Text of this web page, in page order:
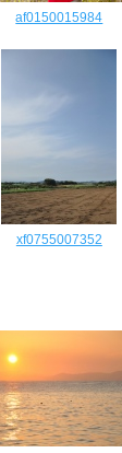
af0150015984
xf0755007352